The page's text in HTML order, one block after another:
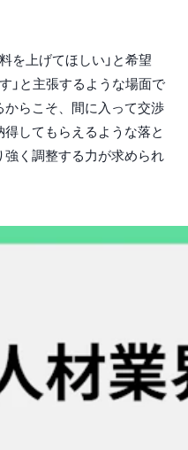
を上げてほしい」と希望
」と主張するような場面で
らこそ、間に入って交渉
してもらえるような落と
強く調整する力が求められ